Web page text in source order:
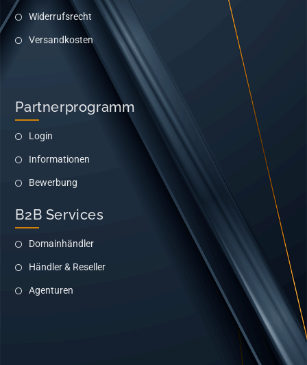
Widerrufsrecht
Versandkosten
Partnerprogramm
Login
Informationen
Bewerbung
B2B Services
Domainhändler
Händler & Reseller
Agenturen